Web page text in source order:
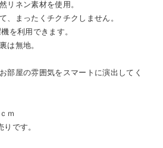
リネン素材を使用。
、まったくチクチクしません。
を利用できます。
は無地。
部屋の雰囲気をスマートに演出してく
ｍ
です。